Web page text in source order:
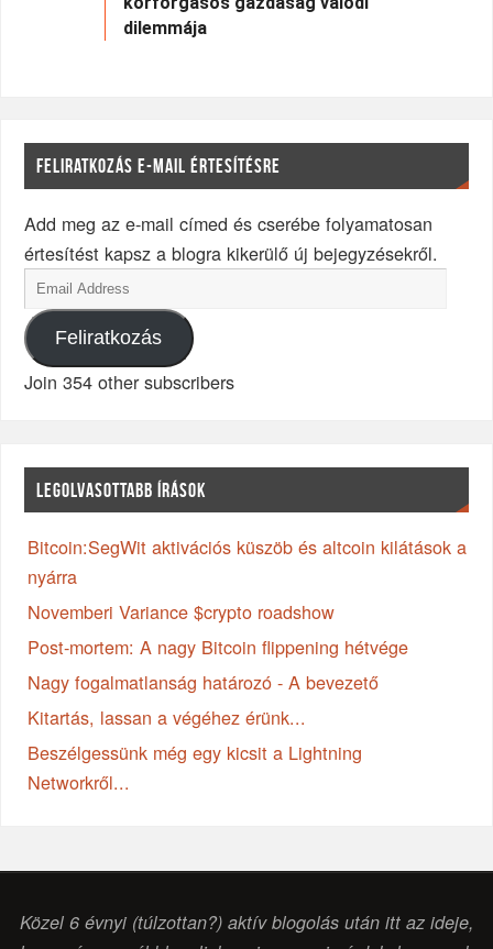
dilemmája
FELIRATKOZÁS E-MAIL ÉRTESÍTÉSRE
Add meg az e-mail címed és cserébe folyamatosan
értesítést kapsz a blogra kikerülő új bejegyzésekről.
Feliratkozás
Join 354 other subscribers
LEGOLVASOTTABB ÍRÁSOK
Bitcoin:SegWit aktivációs küszöb és altcoin kilátások a
nyárra
Novemberi Variance $crypto roadshow
Post-mortem: A nagy Bitcoin flippening hétvége
Nagy fogalmatlanság határozó - A bevezető
Kitartás, lassan a végéhez érünk...
Beszélgessünk még egy kicsit a Lightning
Networkről...
Közel 6 évnyi (túlzottan?) aktív blogolás után itt az ideje,